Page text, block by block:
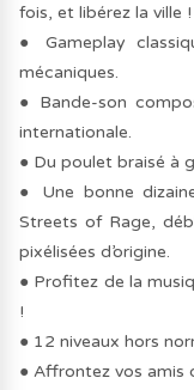
fois, et libérez la ville !
● Gameplay
mécaniques.
● Bande-son
internationale.
● Du poulet braisé à
● Une bonne
Streets of Rage,
pixélisées d’origine.
● Profitez de la
!
● 12 niveaux hors
● Affrontez vos amis